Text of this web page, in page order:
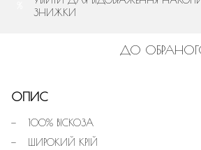
ЗНИЖКИ
ДО
ОПИС
100% ВІСКОЗА
ШИРОКИЙ КРІЙ